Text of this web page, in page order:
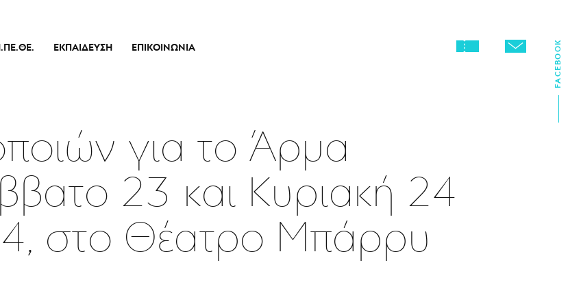
Στοιχεία
Δ.Σ.
Διευθυντής
Είμαστε
ΕΚΠΑΊΔΕΥΣΗ ΕΠΙΚΟΙΝΩΝΊΑ
FACEBOOK
για το Άρμα
23 και Κυριακή 24
στο Θέατρο Μπάρρυ